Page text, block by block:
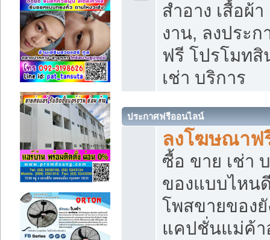
สำอาง เสื้อผ้
งาน, ลงประ
ฟรี โปรโมท
เช่า บริการ
ประกาศฟรีออนไลน์
ลงโฆษณาฟ
ซื้อ ขาย เช่า
ของแบบไหน
โพสขายของยั
แคปชั่นแม่ค้